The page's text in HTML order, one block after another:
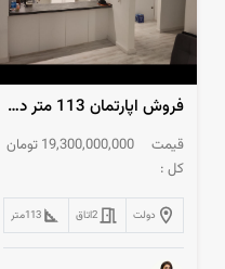
فروش اپارتمان 113 متر دیباجی جنوبی
قیمت
کل :
19,300,000,000 تومان
دولت 2اتاق 113متر